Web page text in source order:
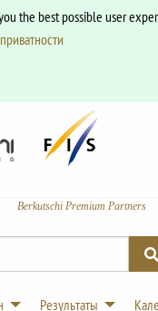
the best possible user
Berkutschi Premium Partners
Результаты